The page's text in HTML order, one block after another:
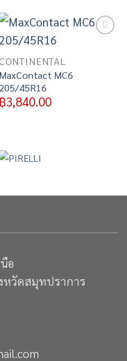
CONTINENTAL
MaxContact MC6
205/45R16
฿3,840.00
อ
หวัดสมุทปราการ